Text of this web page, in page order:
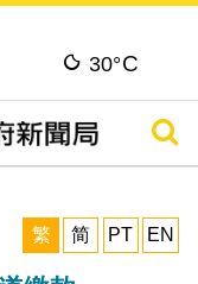
30°C
搜尋
繁
简 PT EN